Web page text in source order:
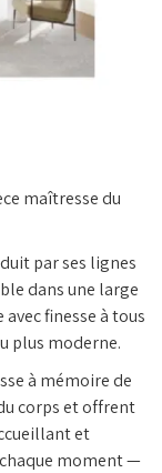
maîtresse du
par ses lignes
dans une large
finesse à tous
plus moderne.
à mémoire de
corps et offrent
et
moment —